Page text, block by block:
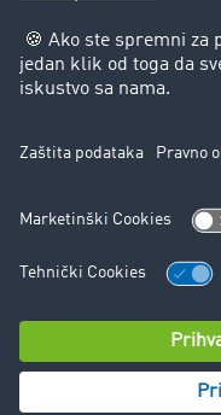
Opšti uslovi korišćenja
Zaštita podataka
Cookie-Einstellungen
Podrška